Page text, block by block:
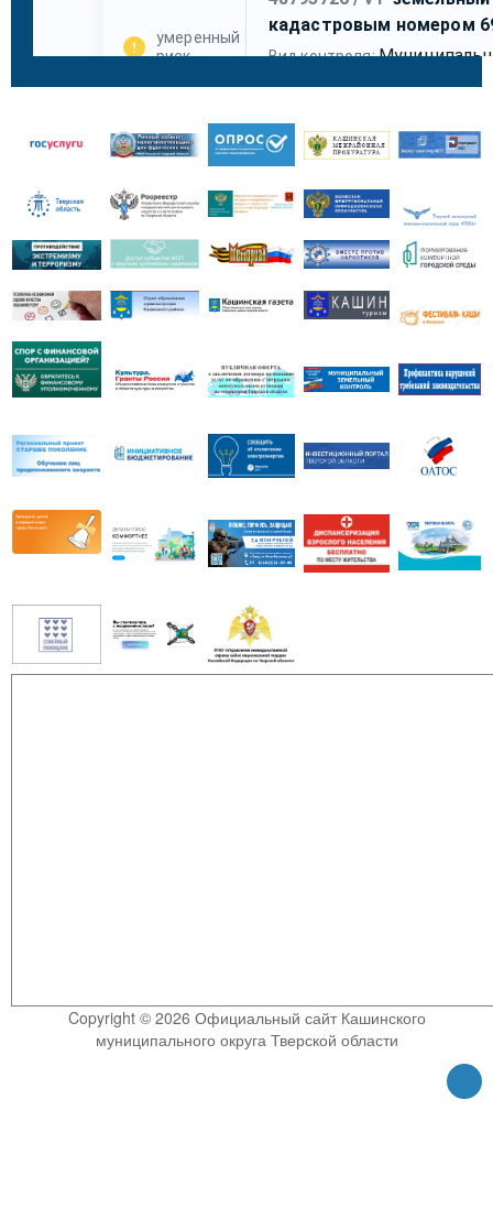
Copyright © 2026 Официальный сайт Кашинского
муниципального округа Тверской области